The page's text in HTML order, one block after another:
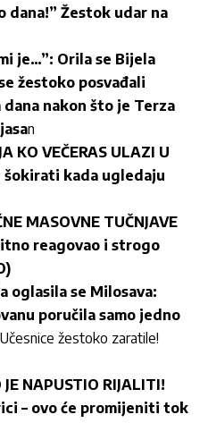
dana!” Žestok udar na
je…”: Orila se Bijela
žestoko posvađali
dana nakon što je Terza
n
KO VEČERAS ULAZI U
šokirati kada ugledaju
MASOVNE TUČNJAVE
reagovao i strogo
oglasila se Milosava:
poručila samo jedno
žestoko zaratile!
NAPUSTIO RIJALITI!
– ovo će promijeniti tok